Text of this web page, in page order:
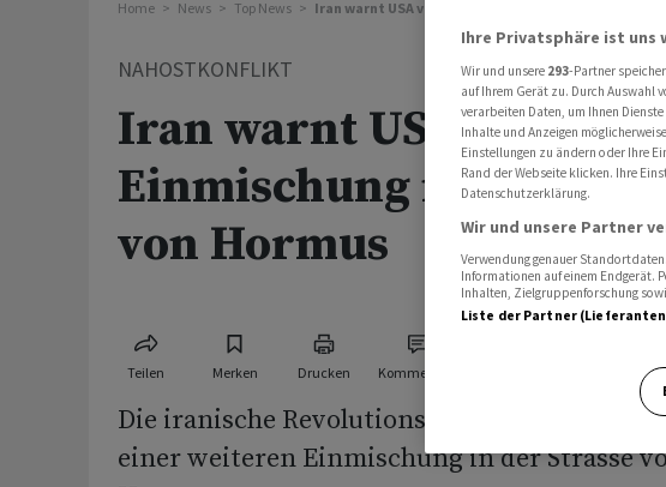
Home News Top News Iran warnt USA vor Einmischung in der Strasse von
NAHOSTKONFLIKT
Iran warnt USA vor
Einmischung in der
von Hormus
Teilen Merken Drucken Kommentare
Die iranische Revolutionsgarde hat die USA
einer weiteren Einmischung in der Strasse
Ihre Privatsphäre ist uns
Wir und unsere 293-Partner
auf Ihrem Gerät zu. Durch Auswahl
verarbeiten Daten, um Ihnen
Inhalte und Anzeigen
Einstellungen zu ändern oder Ihre
Rand der Webseite klicken. Ihre
Datenschutzerklärung.
Wir und unsere Partner
Verwendung genauer
Informationen auf einem Endgerät.
Inhalten, Zielgruppenforschung
Liste der Partner